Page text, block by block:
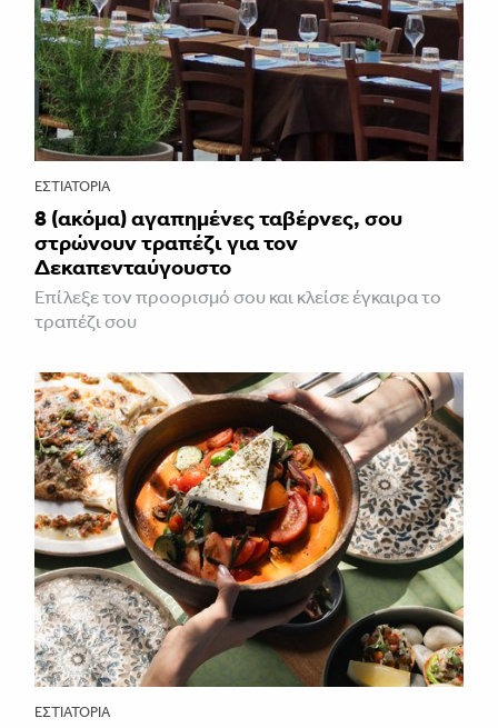
ΕΣΤΙΑΤΌΡΙΑ
8 (ακόμα) αγαπημένες ταβέρνες, σου
στρώνουν τραπέζι για τον
Δεκαπενταύγουστο
Επίλεξε τον προορισμό σου και κλείσε έγκαιρα το
τραπέζι σου
ΕΣΤΙΑΤΌΡΙΑ